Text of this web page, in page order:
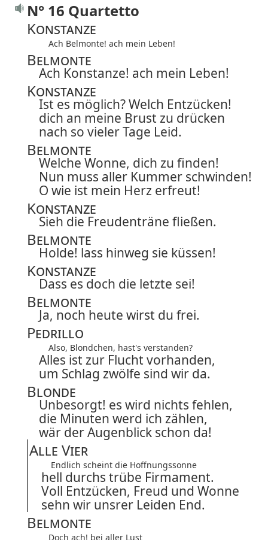
N° 16 Quartetto
Konstanze
Ach Belmonte! ach mein Leben!
Belmonte
Ach Konstanze! ach mein Leben!
Konstanze
Ist es möglich? Welch Entzücken!
dich an meine Brust zu drücken
nach so vieler Tage Leid.
Belmonte
Welche Wonne, dich zu finden!
Nun muss aller Kummer schwinden!
O wie ist mein Herz erfreut!
Konstanze
Sieh die Freudenträne fließen.
Belmonte
Holde! lass hinweg sie küssen!
Konstanze
Dass es doch die letzte sei!
Belmonte
Ja, noch heute wirst du frei.
Pedrillo
Also, Blondchen, hast's verstanden?
Alles ist zur Flucht vorhanden,
um Schlag zwölfe sind wir da.
Blonde
Unbesorgt! es wird nichts fehlen,
die Minuten werd ich zählen,
wär der Augenblick schon da!
Alle Vier
Endlich scheint die Hoffnungssonne
hell durchs trübe Firmament.
Voll Entzücken, Freud und Wonne
sehn wir unsrer Leiden End.
Belmonte
Doch ach! bei aller Lust